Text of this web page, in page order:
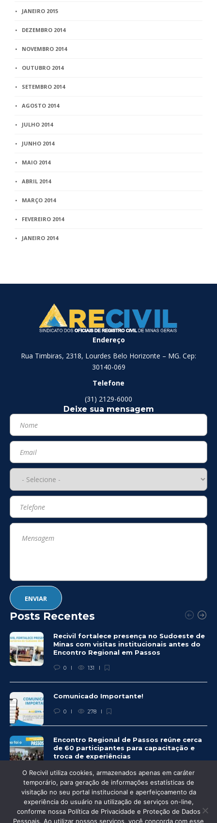
JANEIRO 2015
DEZEMBRO 2014
NOVEMBRO 2014
OUTUBRO 2014
SETEMBRO 2014
AGOSTO 2014
JULHO 2014
JUNHO 2014
MAIO 2014
ABRIL 2014
MARÇO 2014
FEVEREIRO 2014
JANEIRO 2014
Endereço
Rua Timbiras, 2318, Lourdes Belo Horizonte – MG. Cep:
30140-069
Telefone
(31) 2129-6000
Deixe sua mensagem
Posts Recentes
Recivil fortalece presença no Sudoeste de
Minas com visitas institucionais antes do
Encontro Regional em Passos
0 131
Comunicado Importante!
0 278
Encontro Regional de Passos reúne cerca
de 60 participantes para capacitação e
troca de experiências
0 274
O Recivil utiliza cookies, armazenados apenas em caráter
temporário, para geração de informações estatísticas de
visitação no seu portal institucional e aperfeiçoamento da
experiência do usuário na utilização de serviços on-line,
conforme nossa Política de Privacidade e Proteção de Dados
Pessoais. Ao utilizar nossos serviços, você concorda com esse